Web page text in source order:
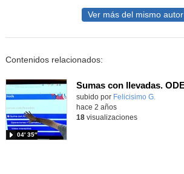
Ver más del mismo autor
Contenidos relacionados:
Contenido educativo.
subido por Felicisimo G.
04′ 35″
hace 2 años
18visualizaciones